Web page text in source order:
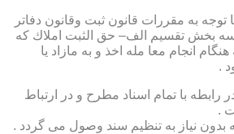
توجه به مقررات قانون ثبت وقانون دفاتر
سه بخش تقسيم الف– حق الثبت املاك كه
انجام معا مله اخذ و به مازاد يا
.
رابطه با تمام اسناد مطرح و در ارتباط
.
بدون نياز به تنظیم سند وصول می گردد .